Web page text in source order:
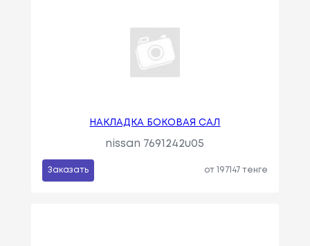
НАКЛАДКА БОКОВАЯ САЛ
nissan 7691242u05
Заказать от 197147 тенге